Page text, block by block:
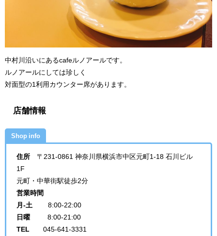
中村川沿いにあるcafeルノアールです。
ルノアールにしては珍しく
対面型の1利用カウンター席があります。
店舗情報
Shop info
住所 〒231-0861 神奈川県横浜市中区元町1-18 石川ビル
1F
元町・中華街駅徒歩2分
営業時間
月-土 8:00-22:00
日曜 8:00-21:00
TEL 045-641-3331